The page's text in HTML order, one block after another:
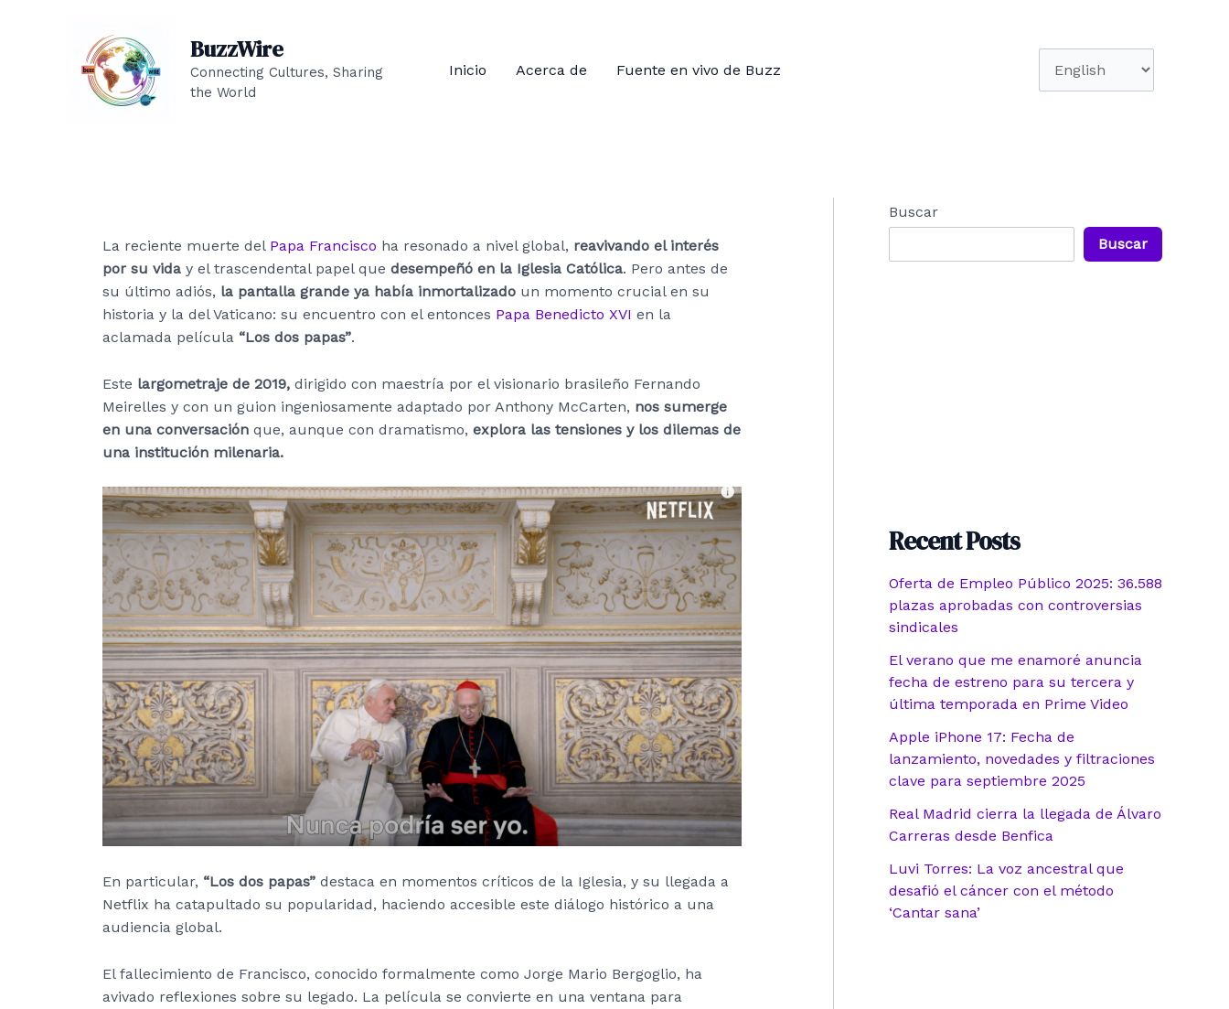
BuzzWire
Connecting Cultures, Sharing
the World
Inicio Acerca de Fuente en vivo de Buzz
La reciente muerte del Papa Francisco ha resonado a nivel global, reavivando el interés
por su vida y el trascendental papel que desempeñó en la Iglesia Católica. Pero antes de
su último adiós, la pantalla grande ya había inmortalizado un momento crucial en su
historia y la del Vaticano: su encuentro con el entonces Papa Benedicto XVI en la
aclamada película “Los dos papas”.
Este largometraje de 2019, dirigido con maestría por el visionario brasileño Fernando
Meirelles y con un guion ingeniosamente adaptado por Anthony McCarten, nos sumerge
en una conversación que, aunque con dramatismo, explora las tensiones y los dilemas de
una institución milenaria.
En particular, “Los dos papas” destaca en momentos críticos de la Iglesia, y su llegada a
Netflix ha catapultado su popularidad, haciendo accesible este diálogo histórico a una
audiencia global.
El fallecimiento de Francisco, conocido formalmente como Jorge Mario Bergoglio, ha
avivado reflexiones sobre su legado. La película se convierte en una ventana para
Buscar
Buscar
Recent Posts
Oferta de Empleo Público 2025: 36.588
plazas aprobadas con controversias
sindicales
El verano que me enamoré anuncia
fecha de estreno para su tercera y
última temporada en Prime Video
Apple iPhone 17: Fecha de
lanzamiento, novedades y filtraciones
clave para septiembre 2025
Real Madrid cierra la llegada de Álvaro
Carreras desde Benfica
Luvi Torres: La voz ancestral que
desafió el cáncer con el método
‘Cantar sana’